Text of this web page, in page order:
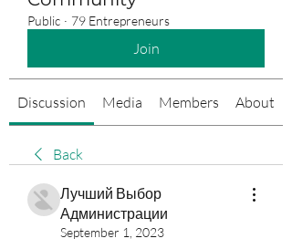
Public · 79 Entrepreneurs
Join
Discussion Media Members About
Back
Лучший Выбор
Администрации
September 1, 2023